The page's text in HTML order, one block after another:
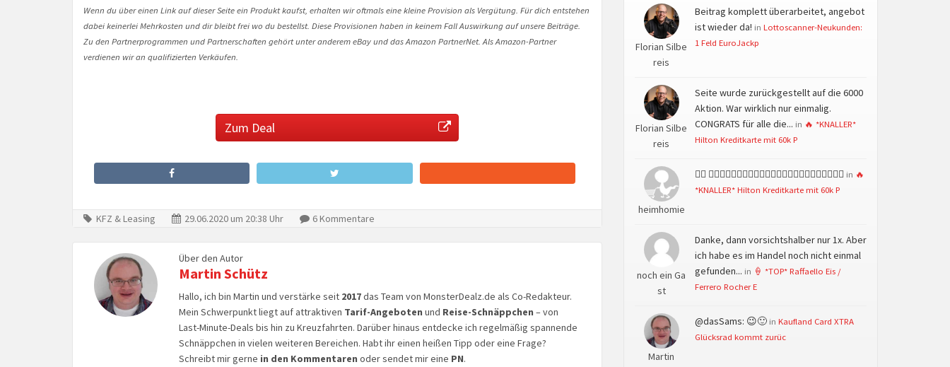
Wenn du über einen Link auf dieser Seite ein Produkt kaufst, erhalten wir oftmals eine kleine Provision als Vergütung. Für dich entstehen
dabei keinerlei Mehrkosten und dir bleibt frei wo du bestellst. Diese Provisionen haben in keinem Fall Auswirkung auf unsere Beiträge.
Zu den Partnerprogrammen und Partnerschaften gehört unter anderem eBay und das Amazon PartnerNet. Als Amazon-Partner
verdienen wir an qualifizierten Verkäufen.
Zum Deal
KFZ & Leasing 29.06.2020 um 20:38 Uhr 6 Kommentare
Über den Autor
Martin Schütz
Hallo, ich bin Martin und verstärke seit 2017das Team von MonsterDealz.de als Co-Redakteur.
Mein Schwerpunkt liegt auf attraktiven Tarif-Angeboten und Reise-Schnäppchen – von
Last-Minute-Deals bis hin zu Kreuzfahrten. Darüber hinaus entdecke ich regelmäßig spannende
Schnäppchen in vielen weiteren Bereichen. Habt ihr einen heißen Tipp oder eine Frage?
Schreibt mir gerne in den Kommentaren oder sendet mir eine PN.
Florian Silbe
reis
Beitrag komplett überarbeitet, angebot
ist wieder da! in Lottoscanner-Neukunden:
1 Feld EuroJackp
Florian Silbe
reis
Seite wurde zurückgestellt auf die 6000
Aktion. War wirklich nur einmalig.
CONGRATS für alle die... in 🔥 *KNALLER*
Hilton Kreditkarte mit 60k P
heimhomie
👍🏻 👍🏻👍🏻👍🏻👍🏻👍🏻👍🏻👍🏻👍🏻👍🏻👍🏻👍🏻👍🏻 in 🔥
*KNALLER* Hilton Kreditkarte mit 60k P
noch ein Ga
st
Danke, dann vorsichtshalber nur 1x. Aber
ich habe es im Handel noch nicht einmal
gefunden... in 🍦 *TOP* Raffaello Eis /
Ferrero Rocher E
Martin
@dasSams: 😉🙂 in Kaufland Card XTRA
Glücksrad kommt zurüc